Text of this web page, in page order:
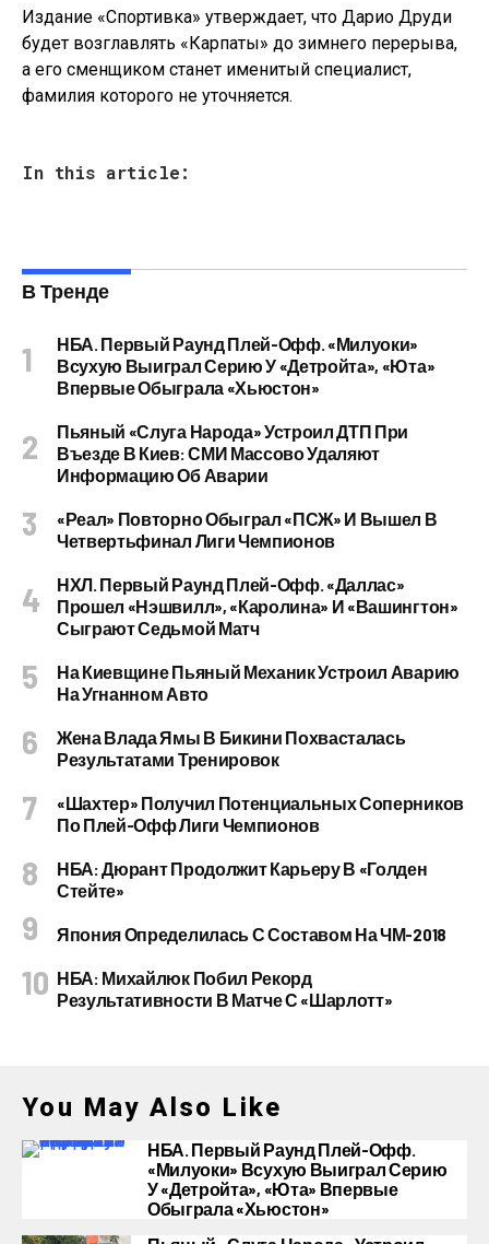
Издание «Спортивка» утверждает, что Дарио Друди
будет возглавлять «Карпаты» до зимнего перерыва,
а его сменщиком станет именитый специалист,
фамилия которого не уточняется.
In this article:
В Тренде
НБА. Первый Раунд Плей-Офф. «Милуоки»
Всухую Выиграл Серию У «Детройта», «Юта»
Впервые Обыграла «Хьюстон»
Пьяный «слуга Народа» Устроил ДТП При
Въезде В Киев: СМИ Массово Удаляют
Информацию Об Аварии
«Реал» Повторно Обыграл «ПСЖ» И Вышел В
Четвертьфинал Лиги Чемпионов
НХЛ. Первый Раунд Плей-Офф. «Даллас»
Прошел «Нэшвилл», «Каролина» И «Вашингтон»
Сыграют Седьмой Матч
На Киевщине Пьяный Механик Устроил Аварию
На Угнанном Авто
Жена Влада Ямы В Бикини Похвасталась
Результатами Тренировок
«Шахтер» Получил Потенциальных Соперников
По Плей-Офф Лиги Чемпионов
НБА: Дюрант Продолжит Карьеру В «Голден
Стейте»
Япония Определилась С Составом На ЧМ-2018
НБА: Михайлюк Побил Рекорд
Результативности В Матче С «Шарлотт»
You May Also Like
НБА. Первый Раунд Плей-Офф.
«Милуоки» Всухую Выиграл Серию
У «Детройта», «Юта» Впервые
Обыграла «Хьюстон»